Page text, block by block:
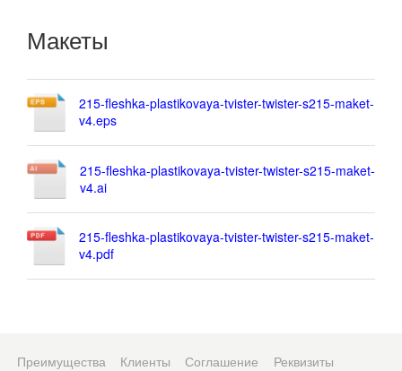
Макеты
215-fleshka-plastikovaya-tvister-twister-s215-maket-
v4.eps
215-fleshka-plastikovaya-tvister-twister-s215-maket-
v4.ai
215-fleshka-plastikovaya-tvister-twister-s215-maket-
v4.pdf
Преимущества Клиенты Соглашение Реквизиты